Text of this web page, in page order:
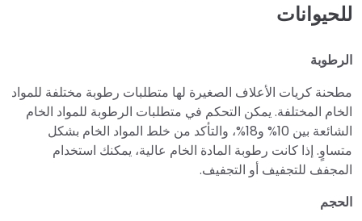
للحيوانات
الرطوبة
مطحنة كريات الأعلاف الصغيرة لها متطلبات رطوبة مختلفة للمواد
الخام المختلفة. يمكن التحكم في متطلبات الرطوبة للمواد الخام
الشائعة بين 10% و18%، والتأكد من خلط المواد الخام بشكل
متساوٍ. إذا كانت رطوبة المادة الخام عالية، يمكنك استخدام
المجفف للتجفيف أو التجفيف.
الحجم